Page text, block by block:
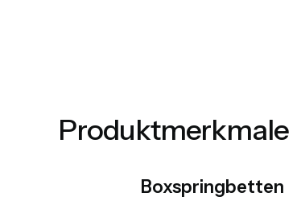
Produktmerkmale
Boxspringbetten